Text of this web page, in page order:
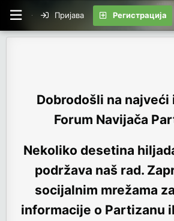
Пријава Регистрација
Dobrodošli na
Forum Navijača
Nekoliko desetina
podržava naš rad.
socijalnim mrežama
informacije o Partizanu